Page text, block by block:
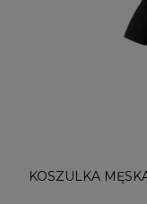
KOSZULKA